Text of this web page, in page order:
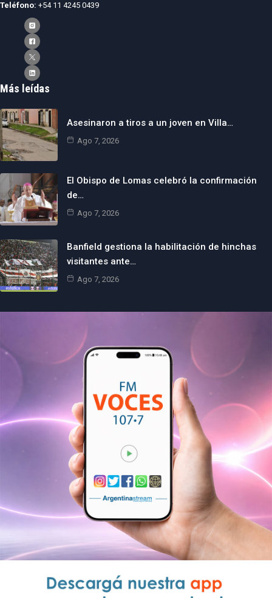
Teléfono: +54 11 4245 0439
Más leídas
Asesinaron a tiros a un joven en Villa…
Ago 7, 2026
El Obispo de Lomas celebró la confirmación
de…
Ago 7, 2026
Banfield gestiona la habilitación de hinchas
visitantes ante…
Ago 7, 2026